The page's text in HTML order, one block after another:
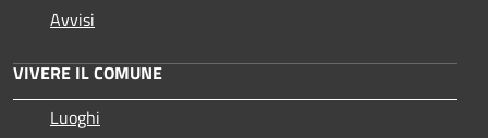
Avvisi
VIVERE IL COMUNE
Luoghi